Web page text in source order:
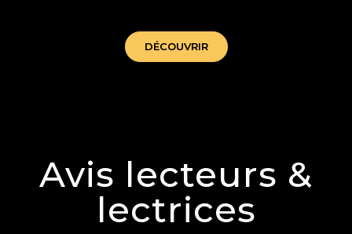
DÉCOUVRIR
Avis lecteurs &
lectrices